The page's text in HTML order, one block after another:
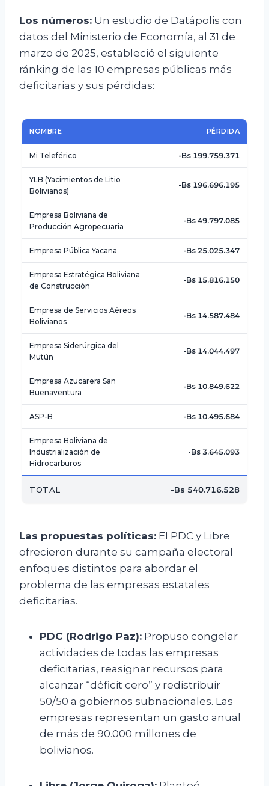
Los números: Un estudio de Datápolis con
datos del Ministerio de Economía, al 31 de
marzo de 2025, estableció el siguiente
ránking de las 10 empresas públicas más
deficitarias y sus pérdidas:
NOMBRE PÉRDIDA
Mi Teleférico -Bs 199.759.371
YLB (Yacimientos de Litio
Bolivianos)
-Bs 196.696.195
Empresa Boliviana de
Producción Agropecuaria
-Bs 49.797.085
Empresa Pública Yacana -Bs 25.025.347
Empresa Estratégica Boliviana
de Construcción
-Bs 15.816.150
Empresa de Servicios Aéreos
Bolivianos
-Bs 14.587.484
Empresa Siderúrgica del
Mutún
-Bs 14.044.497
Empresa Azucarera San
Buenaventura
-Bs 10.849.622
ASP-B -Bs 10.495.684
Empresa Boliviana de
Industrialización de
Hidrocarburos
-Bs 3.645.093
TOTAL -Bs 540.716.528
Las propuestas políticas: El PDC y Libre
ofrecieron durante su campaña electoral
enfoques distintos para abordar el
problema de las empresas estatales
deficitarias.
PDC (Rodrigo Paz): Propuso congelar
actividades de todas las empresas
deficitarias, reasignar recursos para
alcanzar “déficit cero” y redistribuir
50/50 a gobiernos subnacionales. Las
empresas representan un gasto anual
de más de 90.000 millones de
bolivianos.